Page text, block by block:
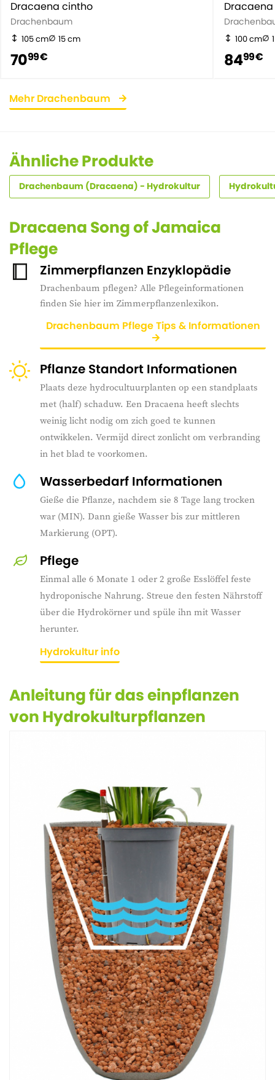
Dracaena cintho
Drachenbaum
105 cm 15 cm
7099 €
100 cm
8499 €
Mehr Drachenbaum
Ähnliche Produkte
Drachenbaum (Dracaena) - Hydrokultur
Dracaena Song of Jamaica
Pflege
Zimmerpflanzen Enzyklopädie
Drachenbaum pflegen? Alle Pflegeinformationen
finden Sie hier im Zimmerpflanzenlexikon.
Drachenbaum Pflege Tips & Informationen
Pflanze Standort Informationen
Plaats deze hydrocultuurplanten op een standplaats
met (half) schaduw. Een Dracaena heeft slechts
weinig licht nodig om zich goed te kunnen
ontwikkelen. Vermijd direct zonlicht om verbranding
in het blad te voorkomen.
Wasserbedarf Informationen
Gieße die Pflanze, nachdem sie 8 Tage lang trocken
war (MIN). Dann gieße Wasser bis zur mittleren
Markierung (OPT).
Pflege
Einmal alle 6 Monate 1 oder 2 große Esslöffel feste
hydroponische Nahrung. Streue den festen Nährstoff
über die Hydrokörner und spüle ihn mit Wasser
herunter.
Hydrokultur info
Anleitung für das einpflanzen
von Hydrokulturpflanzen